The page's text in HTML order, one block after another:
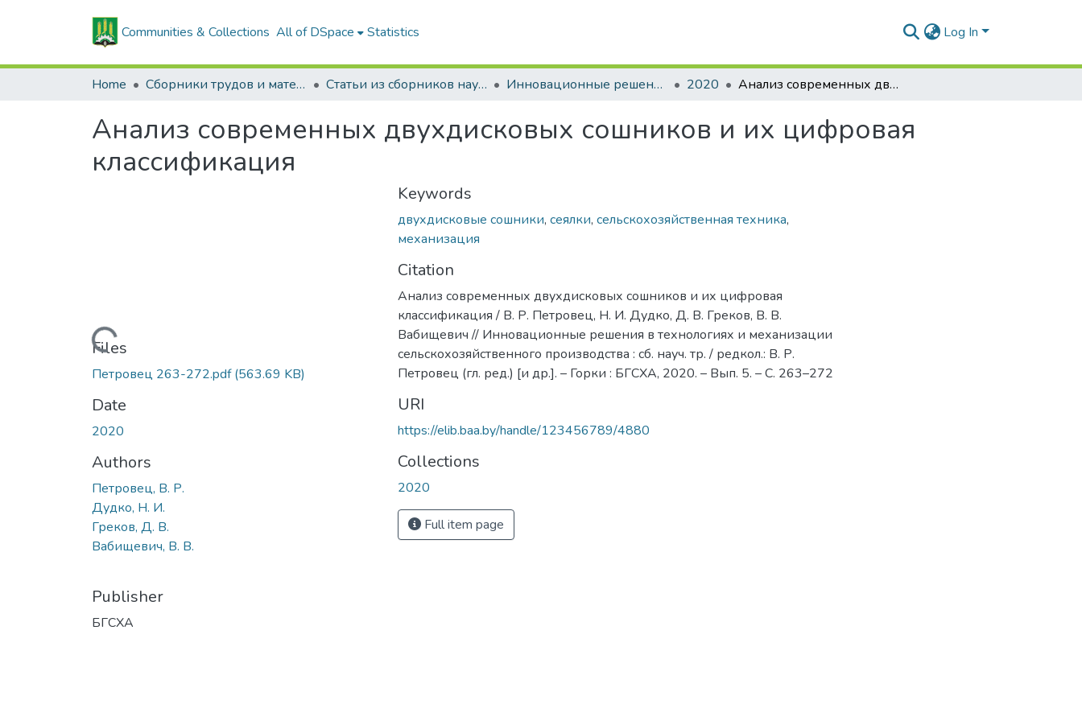
Communities & Collections All of DSpace Statistics Log In
Home Сборники трудов и материалов конференций Статьи из сборников научных трудов Инновационные решения в технологиях и механизации сельскохозяйственного производства 2020 Анализ современных двухдисковых сошников и их цифровая классификация
Анализ современных двухдисковых сошников и их цифровая
классификация
Loading...
Files
Петровец 263-272.pdf(563.69 KB)
Date
2020
Authors
Петровец, В. Р.
Дудко, Н. И.
Греков, Д. В.
Вабищевич, В. В.
Publisher
БГСХА
Keywords
двухдисковые сошники, сеялки, сельскохозяйственная техника,
механизация
Citation
Анализ современных двухдисковых сошников и их цифровая
классификация / В. Р. Петровец, Н. И. Дудко, Д. В. Греков, В. В.
Вабищевич // Инновационные решения в технологиях и механизации
сельскохозяйственного производства : сб. науч. тр. / редкол.: В. Р.
Петровец (гл. ред.) [и др.]. – Горки : БГСХА, 2020. – Вып. 5. – С. 263–272
URI
https://elib.baa.by/handle/123456789/4880
Collections
2020
Full item page